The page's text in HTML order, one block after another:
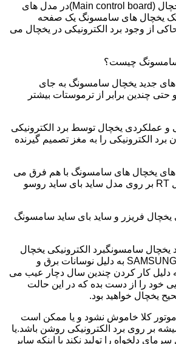
برد الکترونیکی اصلی یخچال (Main control board)در مدل های
تک یخچال های سامسونگ یک صفحه
از وجود برد الکترونیکی در یخچال می
سامسونگ چیست؟
های جدید یخچال سامسونگ به جای
چندین برابر از ترموستات بیشتر
و عملکردی یخچال توسط برد الکترونیکی
برد الکترونیکی را به مغز تصمیم گیرنده
های یخچال های سامسونگ با هم فرق می
کند.یعنی برد یخچال مدل RT بر روی مدل ساید بای ساید روسو
یخچال فریزر و ساید بای ساید سامسونگ
یخچال سامسونگبرد الکترونیکی یخچال
فریزر یا ساید بای ساید SAMSUNG به دلیل نوسانات برق و
دلیل کار کردن چندین سال دچار عیب می
خود را از دست بده که در این حالت
یخچال خواهید بود.
کلا خاموش نشود و یا ممکن است
بر روی برد الکترونیکی روشن باشد.یا
دلخواه را تولید نکند با اینکه سایر